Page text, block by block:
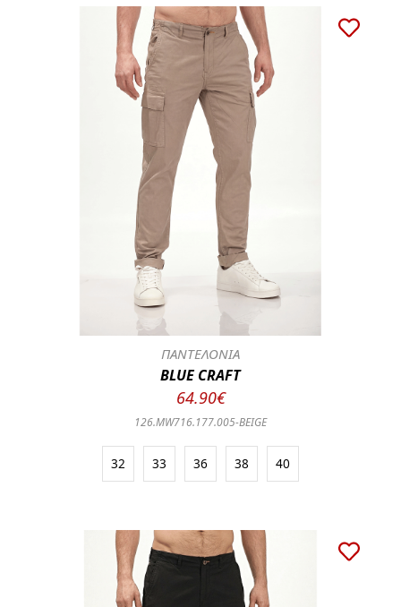
ΠΑΝΤΕΛΟΝΙΑ
BLUE CRAFT
64.90€
126.MW716.177.005-BEIGE
32 33 36 38 40